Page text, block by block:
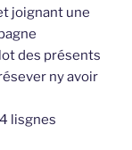
joignant une
des présents
ny avoir
lisgnes